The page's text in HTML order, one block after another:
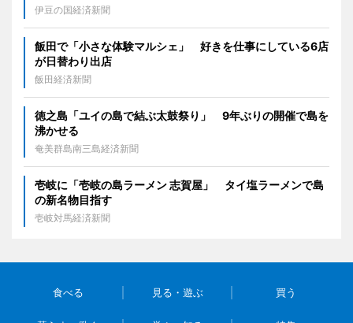
伊豆の国経済新聞
飯田で「小さな体験マルシェ」 好きを仕事にしている6店
が日替わり出店
飯田経済新聞
徳之島「ユイの島で結ぶ太鼓祭り」 9年ぶりの開催で島を
沸かせる
奄美群島南三島経済新聞
壱岐に「壱岐の島ラーメン 志賀屋」 タイ塩ラーメンで島
の新名物目指す
壱岐対馬経済新聞
食べる 見る・遊ぶ 買う